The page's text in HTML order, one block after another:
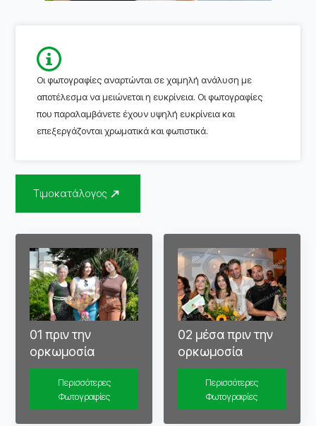
Οι φωτογραφίες αναρτώνται σε χαμηλή ανάλυση με
αποτέλεσμα να μειώνεται η ευκρίνεια. Οι φωτογραφίες
που παραλαμβάνετε έχουν υψηλή ευκρίνεια και
επεξεργάζονται χρωματικά και φωτιστικά.
Τιμοκατάλογος
01 πριν την
ορκωμοσία
Περισσότερες
Φωτογραφίες
02 μέσα πριν την
ορκωμοσία
Περισσότερες
Φωτογραφίες